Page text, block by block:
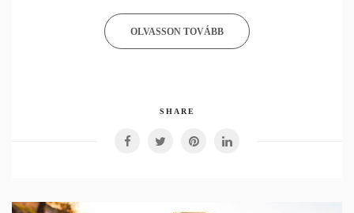
OLVASSON TOVÁBB
SHARE